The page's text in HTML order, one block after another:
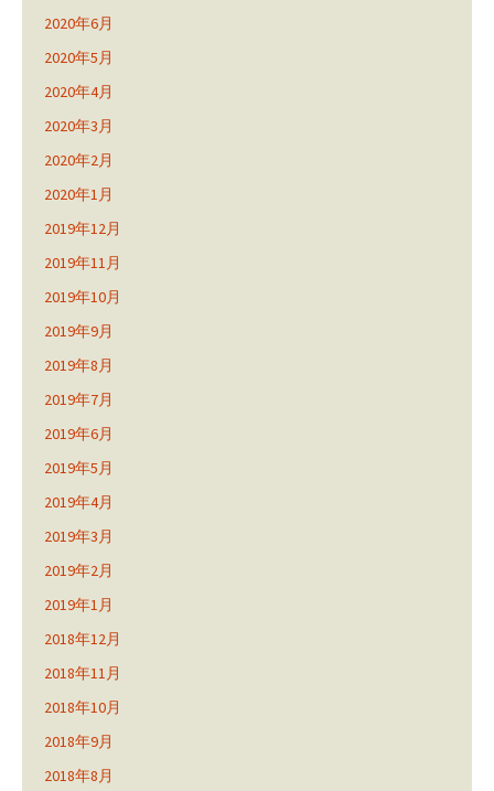
2020年6月
2020年5月
2020年4月
2020年3月
2020年2月
2020年1月
2019年12月
2019年11月
2019年10月
2019年9月
2019年8月
2019年7月
2019年6月
2019年5月
2019年4月
2019年3月
2019年2月
2019年1月
2018年12月
2018年11月
2018年10月
2018年9月
2018年8月